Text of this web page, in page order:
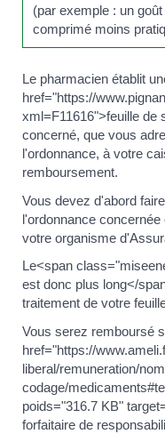
(par exemple : un
comprimé moins
Le pharmacien établit
href="https://
xml=F11616">feuille de
concerné, que vous
l'ordonnance, à votre
remboursement.
Vous devez d'abord
l'ordonnance
votre organisme
Le<span
est donc plus long</
traitement de votre
Vous serez remboursé
href="https://
liberal/remuneration/
codage/
poids="316.7 KB"
forfaitaire de